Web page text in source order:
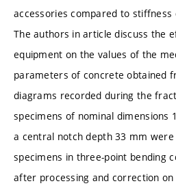
accessories compared to
The authors in article discuss the
equipment on the values of the
parameters of concrete obtained
diagrams recorded during the
specimens of nominal dimensions
a central notch depth 33 mm
specimens in three-point bending
after processing and correction